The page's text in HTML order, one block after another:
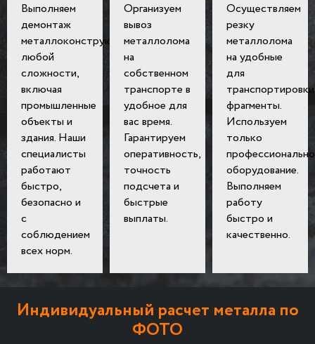
Выполняем
демонтаж
металлоконструкций
любой
сложности,
включая
промышленные
объекты и
здания. Наши
специалисты
работают
быстро,
безопасно и
с
соблюдением
всех норм.
Организуем
вывоз
металлолома
на
собственном
транспорте в
удобное для
вас время.
Гарантируем
оперативность,
точность
подсчета и
быстрые
выплаты.
Осуществляем
резку
металлолома
на удобные
для
транспортировки
фрагменты.
Используем
только
оборудование.
Выполняем
работу
быстро и
качественно.
Индивидуальный расчет металла по
ФОТО